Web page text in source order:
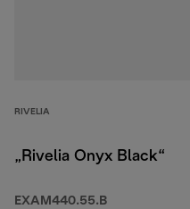
RIVELIA
„Rivelia Onyx Black“
EXAM440.55.B